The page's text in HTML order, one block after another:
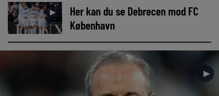
►
Her kan du se Debrecen mod FC
København
►